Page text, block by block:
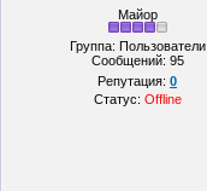
Майор
Группа: Пользователи
Сообщений: 95
Репутация: 0
Статус: Offline